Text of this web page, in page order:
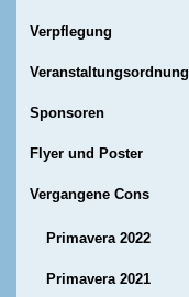
Verpflegung
Veranstaltungsordnung
Sponsoren
Flyer und Poster
Vergangene Cons
Primavera 2022
Primavera 2021